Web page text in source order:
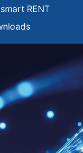
smart RENT